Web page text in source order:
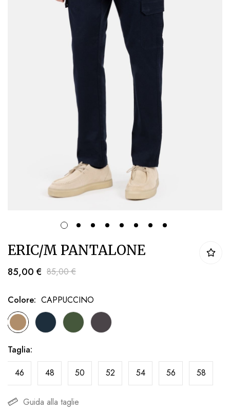
all'inizio
della
galleria
di
immagini
ERIC/M PANTALONE
85,00 € 85,00 €
Colore CAPPUCCINO
Taglia
46
48 50 52 54 56 58
Guida alla taglie